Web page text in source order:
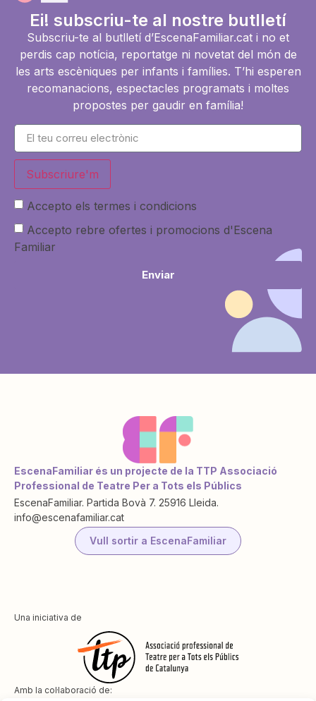
Ei! subscriu-te al nostre butlletí
Subscriu-te al butlletí d’EscenaFamiliar.cat i no et
perdis cap notícia, reportatge ni novetat del món de
les arts escèniques per infants i famílies. T’hi esperen
recomanacions, espectacles programats i moltes
propostes per gaudir en família!
Subscriure'm
Accepto els termes i condicions
Accepto rebre ofertes i promocions d'Escena
Familiar
Enviar
EscenaFamiliar és un projecte de la TTP Associació
Professional de Teatre Per a Tots els Públics
EscenaFamiliar. Partida Bovà 7. 25916 Lleida.
info@escenafamiliar.cat
Vull sortir a EscenaFamiliar
Una iniciativa de
Amb la col·laboració de: